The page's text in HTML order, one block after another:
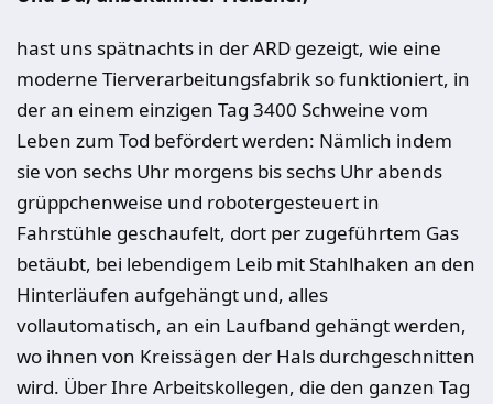
hast uns spätnachts in der ARD gezeigt, wie eine
moderne Tierverarbeitungsfabrik so funktioniert, in
der an einem einzigen Tag 3400 Schweine vom
Leben zum Tod befördert werden: Nämlich indem
sie von sechs Uhr morgens bis sechs Uhr abends
grüppchenweise und robotergesteuert in
Fahrstühle geschaufelt, dort per zugeführtem Gas
betäubt, bei lebendigem Leib mit Stahlhaken an den
Hinterläufen aufgehängt und, alles
vollautomatisch, an ein Laufband gehängt werden,
wo ihnen von Kreissägen der Hals durchgeschnitten
wird. Über Ihre Arbeitskollegen, die den ganzen Tag